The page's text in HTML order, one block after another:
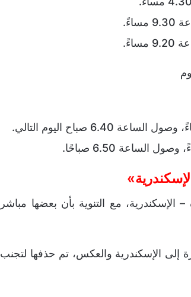
مع التنوية بأن بعضها مباشر
إلى الإسكندرية والعكس، تم حذفها لتجنب